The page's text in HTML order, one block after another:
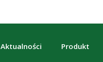
Aktualności Produkt